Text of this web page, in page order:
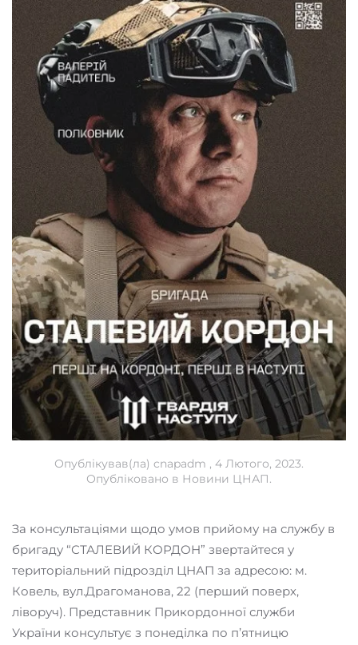
Опублікував(ла) cnapadm , 4 Лютого, 2023.
Опубліковано в Новини ЦНАП.
За консультаціями щодо умов прийому на службу в
бригаду “СТАЛЕВИЙ КОРДОН” звертайтеся у
територіальний підрозділ ЦНАП за адресою: м.
Ковель, вул.Драгоманова, 22 (перший поверх,
ліворуч). Представник Прикордонної служби
України консультує з понеділка по п’ятницю